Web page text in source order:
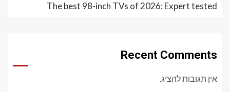
The best 98-inch TVs of 2026: Expert tested
Recent Comments
אין תגובות להציג.